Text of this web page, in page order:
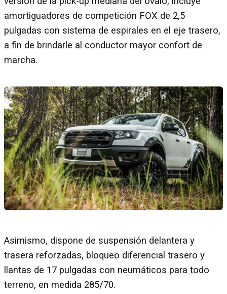
amortiguadores de competición FOX de 2,5
pulgadas con sistema de espirales en el eje trasero,
a fin de brindarle al conductor mayor confort de
marcha.
Asimismo, dispone de suspensión delantera y
trasera reforzadas, bloqueo diferencial trasero y
llantas de 17 pulgadas con neumáticos para todo
terreno, en medida 285/70.